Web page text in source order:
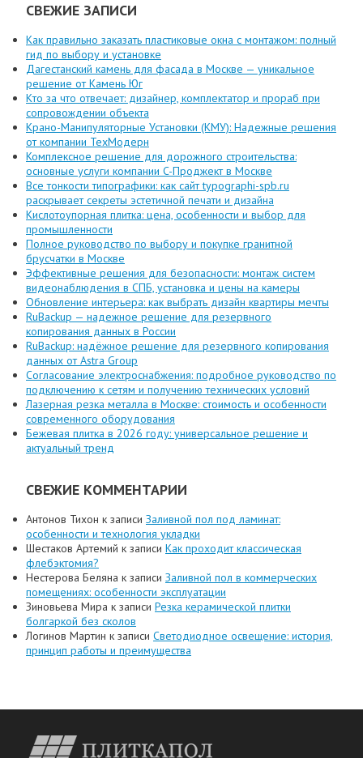
СВЕЖИЕ ЗАПИСИ
Как правильно заказать пластиковые окна с монтажом: полный
гид по выбору и установке
Дагестанский камень для фасада в Москве — уникальное
решение от Камень Юг
Кто за что отвечает: дизайнер, комплектатор и прораб при
сопровождении объекта
Крано-Манипуляторные Установки (КМУ): Надежные решения
от компании ТехМодерн
Комплексное решение для дорожного строительства:
основные услуги компании C-Проджект в Москве
Все тонкости типографики: как сайт typographi-spb.ru
раскрывает секреты эстетичной печати и дизайна
Кислотоупорная плитка: цена, особенности и выбор для
промышленности
Полное руководство по выбору и покупке гранитной
брусчатки в Москве
Эффективные решения для безопасности: монтаж систем
видеонаблюдения в СПБ, установка и цены на камеры
Обновление интерьера: как выбрать дизайн квартиры мечты
RuBackup — надежное решение для резервного
копирования данных в России
RuBackup: надёжное решение для резервного копирования
данных от Astra Group
Согласование электроснабжения: подробное руководство по
подключению к сетям и получению технических условий
Лазерная резка металла в Москве: стоимость и особенности
современного оборудования
Бежевая плитка в 2026 году: универсальное решение и
актуальный тренд
СВЕЖИЕ КОММЕНТАРИИ
Антонов Тихон к записи Заливной пол под ламинат:
особенности и технология укладки
Шестаков Артемий к записи Как проходит классическая
флебэктомия?
Нестерова Беляна к записи Заливной пол в коммерческих
помещениях: особенности эксплуатации
Зиновьева Мира к записи Резка керамической плитки
болгаркой без сколов
Логинов Мартин к записи Светодиодное освещение: история,
принцип работы и преимущества